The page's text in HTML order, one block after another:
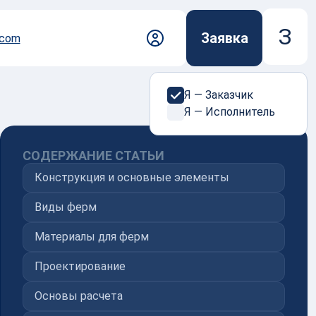
исполнителя среди проверенных
условия и сопроводит заказ на всех
предложения, до контроля
без поиска подрядчиков и
рисков.
заказ
Заявка З
Я — Заказчик
Я — Исполнитель
СОДЕРЖАНИЕ СТАТЬИ
Конструкция и основные элементы
Виды ферм
Материалы для ферм
Проектирование
Основы расчета